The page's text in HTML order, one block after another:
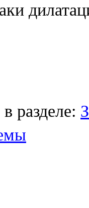
разделе: